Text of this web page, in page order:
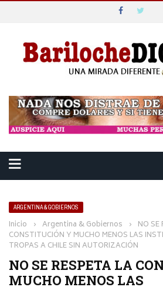
ARGENTINA & GOBIERNOS
Inicio › Argentina & Gobiernos › NO SE
CONSTITUCIÓN Y MUCHO MENOS LAS
TROPAS A CHILE SIN AUTORIZACIÓN
NO SE RESPETA LA
MUCHO MENOS LAS